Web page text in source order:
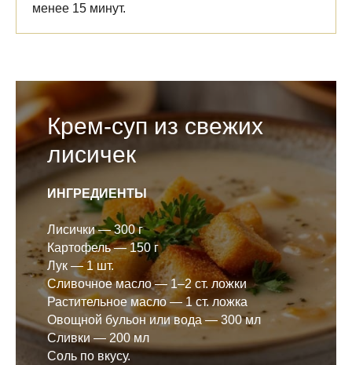
менее 15 минут.
Крем-суп из свежих
лисичек
ИНГРЕДИЕНТЫ
Лисички — 300 г
Картофель — 150 г
Лук — 1 шт.
Сливочное масло — 1–2 ст. ложки
Растительное масло — 1 ст. ложка
Овощной бульон или вода — 300 мл
Сливки — 200 мл
Соль по вкусу.